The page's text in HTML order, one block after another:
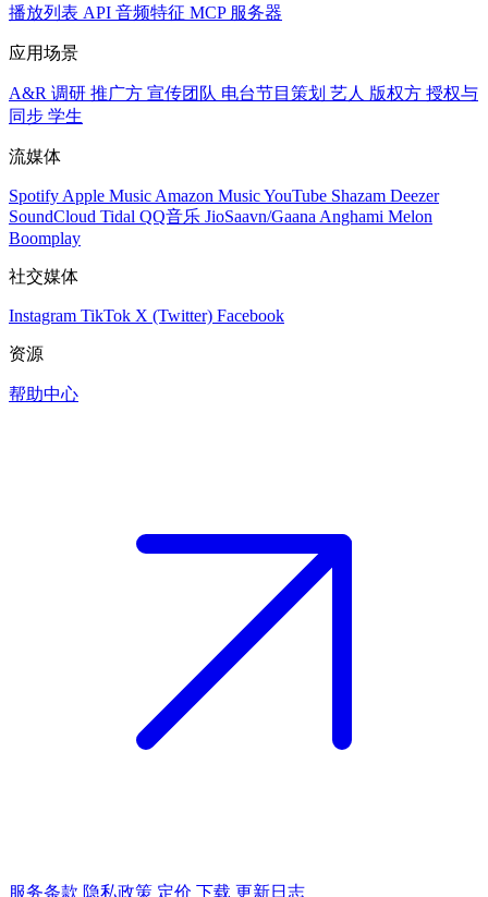
播放列表 API 音频特征 MCP 服务器
应用场景
A&R 调研 推广方 宣传团队 电台节目策划 艺人 版权方 授权与
同步 学生
流媒体
Spotify Apple Music Amazon MusicYouTube Shazam Deezer
SoundCloud Tidal QQ音乐 JioSaavn/Gaana Anghami Melon
Boomplay
社交媒体
Instagram TikTok X (Twitter) Facebook
资源
帮助中心
服务条款 隐私政策 定价 下载 更新日志